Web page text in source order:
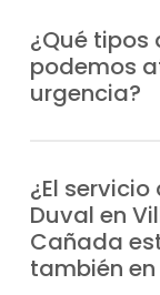
zona.
prioritaria
servicio de
te
¿Qué tipos
podemos
urgencia?
encendido y
presión,
Saunier
¿El
Duval en
Cañada
también